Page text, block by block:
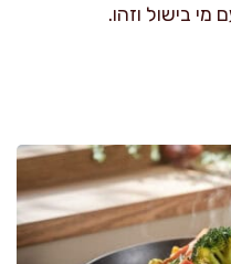
מי בישול וזהו.